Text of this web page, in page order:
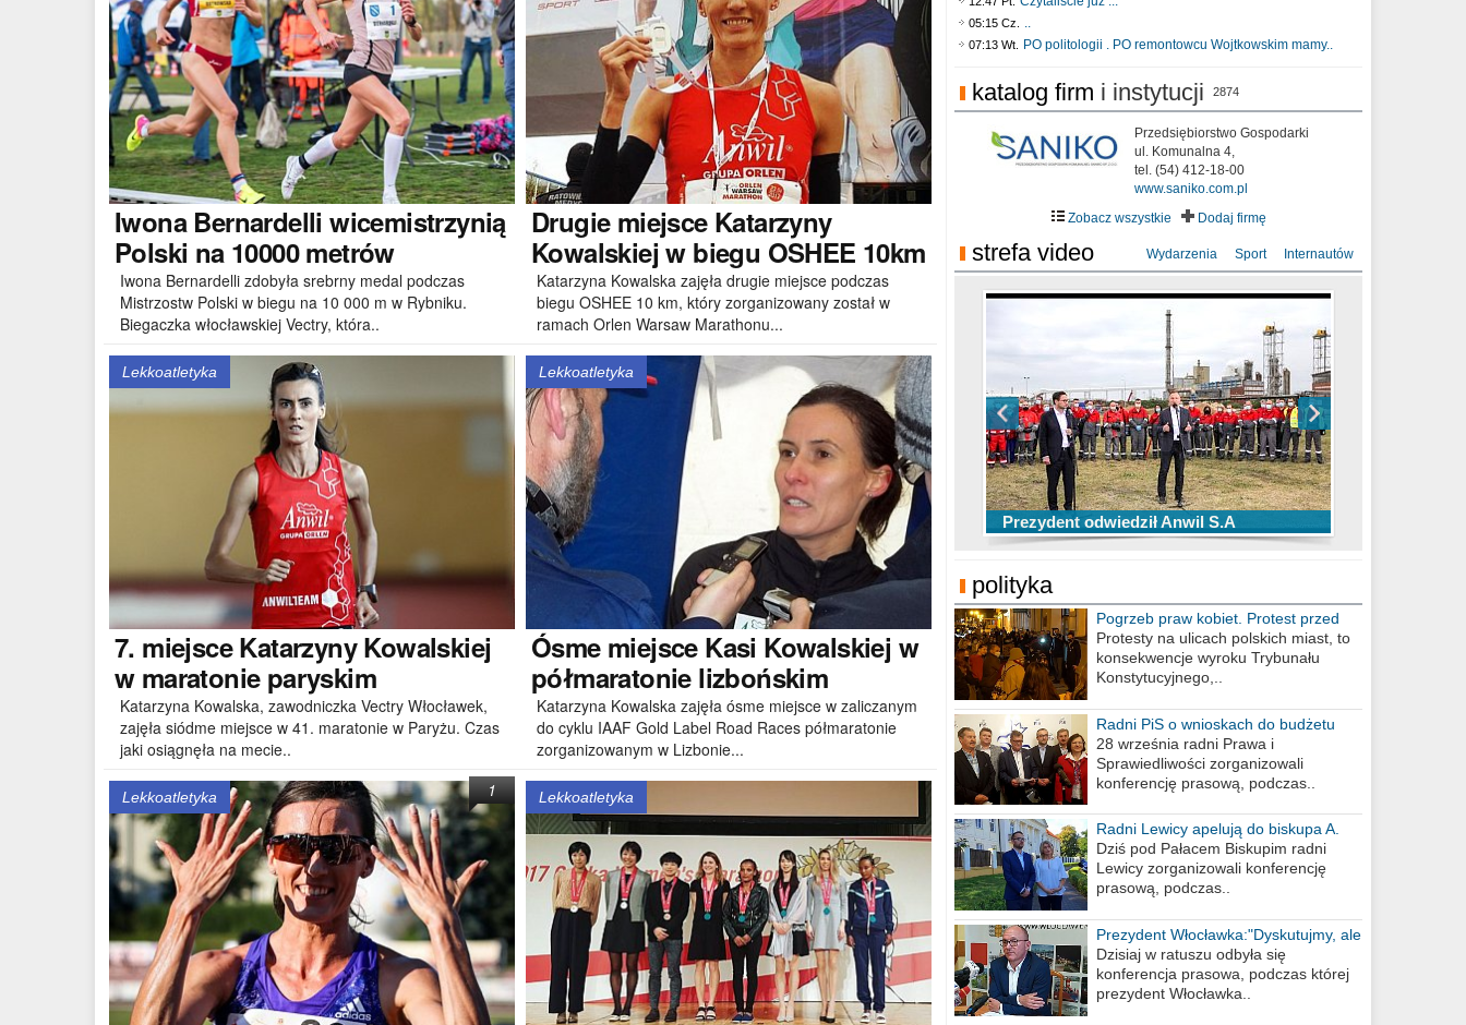
Iwona Bernardelli wicemistrzynią
Polski na 10000 metrów
Iwona Bernardelli zdobyła srebrny medal podczas
Mistrzostw Polski w biegu na 10 000 m w Rybniku.
Biegaczka włocławskiej Vectry, która..
Drugiemiejsce Katarzyny
Kowalskiej w biegu OSHEE 10km
Katarzyna Kowalska zajęła drugie miejsce podczas
biegu OSHEE 10 km, który zorganizowany został w
ramach Orlen Warsaw Marathonu...
Lekkoatletyka
7. miejsce Katarzyny Kowalskiej
w maratonie paryskim
Katarzyna Kowalska, zawodniczka Vectry Włocławek,
zajęła siódme miejsce w 41. maratonie w Paryżu. Czas
jaki osiągnęła na mecie..
Lekkoatletyka
Ósmemiejsce Kasi Kowalskiej w
półmaratonie lizbońskim
Katarzyna Kowalska zajęła ósme miejsce w zaliczanym
do cyklu IAAF Gold Label Road Races półmaratonie
zorganizowanym w Lizbonie...
Lekkoatletyka 1 Lekkoatletyka
05:15 Cz. ..
07:13 Wt. PO politologii . PO remontowcu Wojtkowskim mamy..
katalog firm i instytucji 2874
Przedsiębiorstwo Gospodarki
ul. Komunalna 4,
tel. (54) 412-18-00
www.saniko.com.pl
Zobacz wszystkie
Dodaj firmę
strefa video Wydarzenia Sport Internautów
Prezydent odwiedził Anwil S.A
TOP 10 przechwytów Anwilu Włocławek
w EBL w sezonie 2019/2020
TOP 5 rzutów Anwilu Włocławek w BCL
w sezonie 2019/2020
Ni To Ponk - W oczach mamy strach
sixf33t .Last Year DRONE FOOTAGE
Włocławek
XXIII Sesja Rady Miasta Włocławek VIII
kadencji w dniu 09.06.2020 r.
polityka
Pogrzeb praw kobiet. Protest przed
biurem poselskim PiS
Protesty na ulicach polskich miast, to
konsekwencje wyroku Trybunału
Konstytucyjnego,..
Radni PiS o wnioskach do budżetu
miasta na 2021 rok
28 września radni Prawa i
Sprawiedliwości zorganizowali
konferencję prasową, podczas..
Radni Lewicy apelują do biskupa A.
Wiesława Meringa
Dziś pod Pałacem Biskupim radni
Lewicy zorganizowali konferencję
prasową, podczas..
Prezydent Włocławka:"Dyskutujmy, ale
nie obrażajmy się”
Dzisiaj w ratuszu odbyła się
konferencja prasowa, podczas której
prezydent Włocławka..